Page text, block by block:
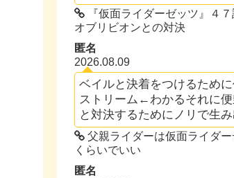
『仮面ライダーゼッツ』４
オブリビオンとの対決
匿名
2026.08.09
ベイルと決着をつけるため
ストリーム←わかるそれに
と対決するためにノリで生
父親ライダーは仮面ライダ
くらいでいい
匿名